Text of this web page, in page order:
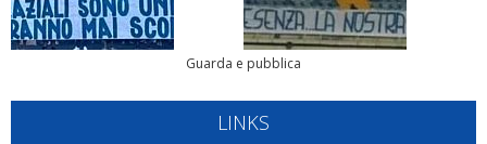
Guarda e pubblica
LINKS